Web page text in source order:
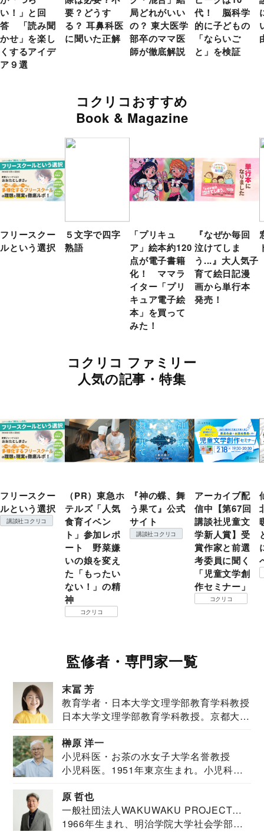
い！」と回
答 「読み聞
かせ」を楽し
くするアイデ
ア９選
要？どうす
る？ 耳鼻科医
に聞いた正解
局どれがいい
の？ 東大医学
部卒のママ医
師が徹底解説
代！ 脳科学
的に子どもの
「ならいご
と」を検証
コクリコおすすめ
Book & Magazine
フリースクー
ルという選択
５文字で四字
熟語
「プリキュ
ア」絵本約120
点が電子書籍
化！ ママラ
イター「プリ
キュア電子絵
本」を買って
みた！
『なぜか毎回
泣けてしま
う...』大人気子
育て絵日記漫
画から単行本
発売！
コクリコ ファミリー
人気の記事・特集
フリースクー
ルという選択
講談社コクリコ
（PR）東急ホ
テルズ「人気
食育イベン
ト」参加レポ
ート 野菜嫌
いの娘を変え
た「もったい
ない！」の精
神
コクリコ
『神の蝶、舞
う果て』公式
サイト
講談社コクリコ
アーカイブ配
信中【第67回
講談社児童文
学新人賞】受
賞作家と前選
考委員に聞く
「児童文学創
作セミナー」
コクリコ
監修者・専門家一覧
末冨 芳
教育学者・日本大学文理学部教育学科教授
日本大学文理学部教育学科教授。京都大学
榊原 洋一
小児科医・お茶の水女子大学名誉教授
小児科医。1951年東京生まれ。小児科
原 哲也
一般社団法人WAKUWAKU PROJECT
JAPAN代表・言語聴覚士・社会福祉士
1966年生まれ、明治学院大学社会学部福